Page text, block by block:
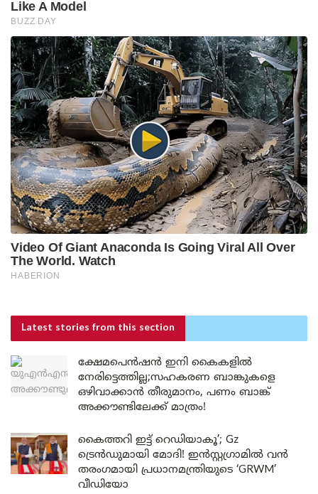
Latest stories from this section
ക്ഷേമപെൻഷൻ ഇനി കൈകളിൽ
നേരിട്ടെത്തില്ല;സഹകരണ ബാങ്കുകളെ
ഒഴിവാക്കാൻ തീരുമാനം, പണം ബാങ്ക്
അക്കൗണ്ടിലേക്ക് മാത്രം!
കൈത്തറി ഇട്ട് റെഡിയാകൂ’; Gz
ട്രെൻഡുമായി മോദി! ഇൻസ്റ്റഗ്രാമിൽ വൻ
തരംഗമായി പ്രധാനമന്ത്രിയുടെ ‘GRWM’
വീഡിയോ